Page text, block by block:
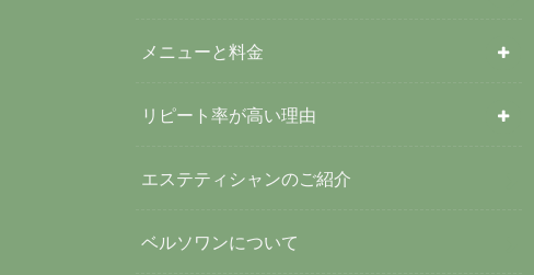
メニューと料金
リピート率が高い理由
エステティシャンのご紹介
ベルソワンについて